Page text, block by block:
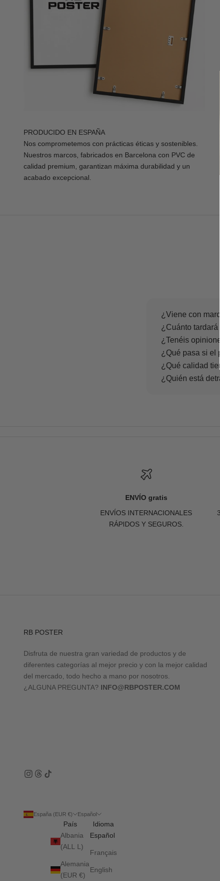
PRODUCIDO EN ESPAÑA
Nos comprometemos con prácticas éticas y sostenibles.
Nuestros marcos, fabricados en Barcelona con PVC de
calidad premium, garantizan máxima durabilidad y un
acabado excepcional.
¿Viene con
¿Cuánto
¿Tenéis
¿Qué pasa si el
¿Qué calidad
¿Quién está
ENVÍO gratis
ENVÍOS INTERNACIONALES
RÁPIDOS Y SEGUROS.
RB POSTER
Disfruta de nuestra gran variedad de productos y de
diferentes categorías al mejor precio y con la mejor calidad
del mercado, todo hecho a mano por nosotros.
¿ALGUNA PREGUNTA? INFO@RBPOSTER.COM
España (EUR €)
País
Albania
(ALL L)
Alemania
(EUR €)
Español
Idioma
Español
Français
English